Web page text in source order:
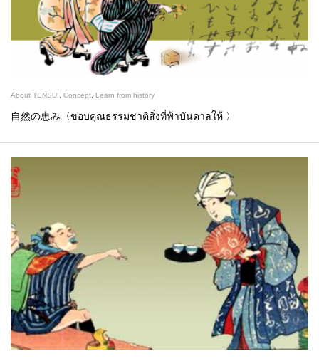
About TENSUI, Concept, Learn from history
自然の恵み〈ขอบคุณธรรมชาติสิ่งที่ฟ้าบันดาลให้ 〉